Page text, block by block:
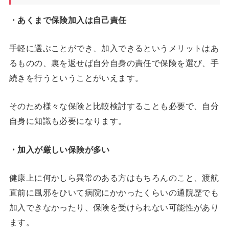
・あくまで保険加入は自己責任
手軽に選ぶことができ、加入できるというメリットはあ
るものの、裏を返せば自分自身の責任で保険を選び、手
続きを行うということがいえます。
そのため様々な保険と比較検討することも必要で、自分
自身に知識も必要になります。
・加入が厳しい保険が多い
健康上に何かしら異常のある方はもちろんのこと、渡航
直前に風邪をひいて病院にかかったくらいの通院歴でも
加入できなかったり、保険を受けられない可能性があり
ます。